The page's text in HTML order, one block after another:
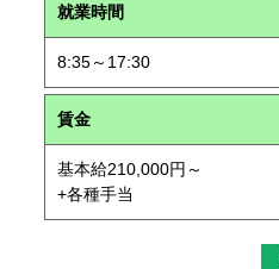
就業時間
8:35～17:30
賃金
基本給210,000円～
+各種手当